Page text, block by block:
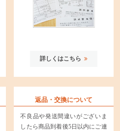
詳しくはこちら
返品・交換について
不良品や発送間違いがございま
したら商品到着後5日以内にご連